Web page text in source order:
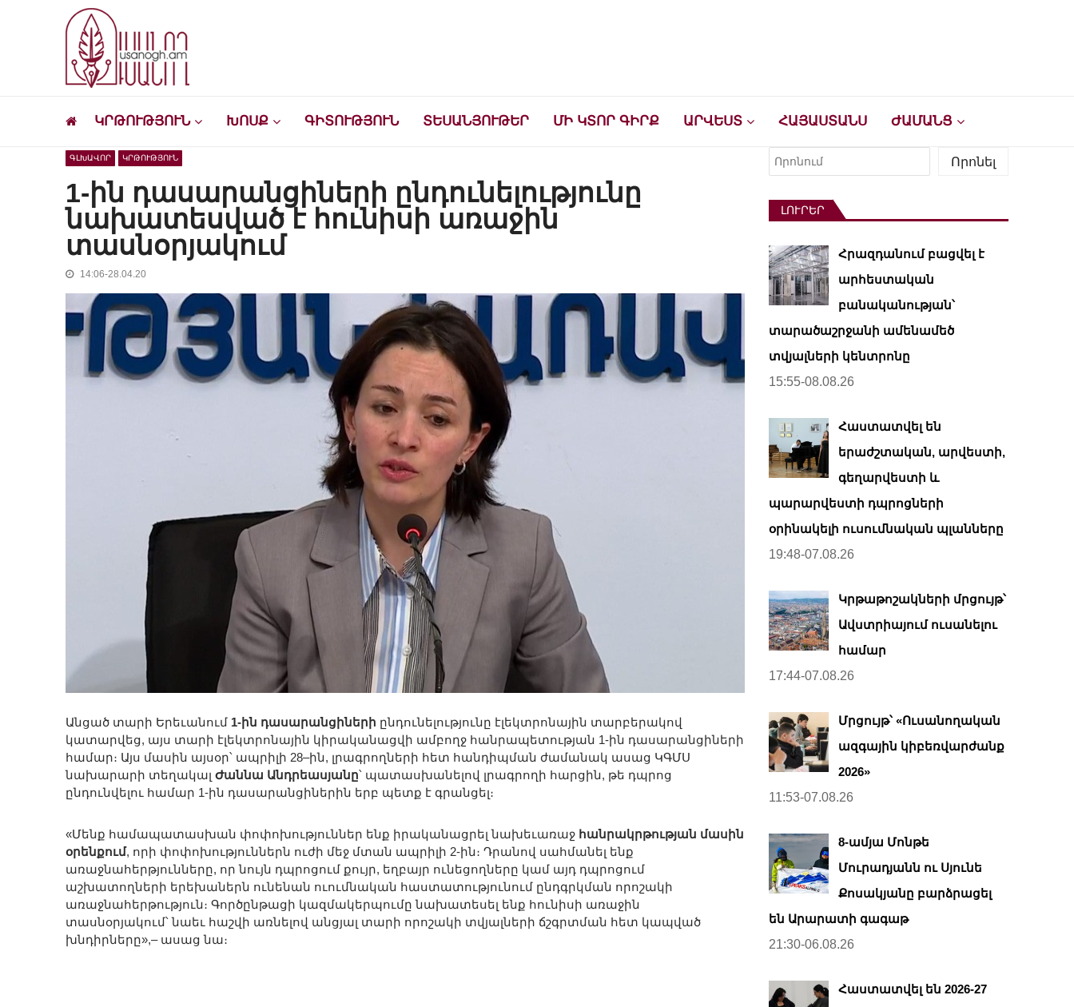
ԿՐԹՈՒԹՅՈՒՆ ԽՈՍՔ ԳԻՏՈՒԹՅՈՒՆ ՏԵՍԱՆՅՈՒԹԵՐ ՄԻ ԿՏՈՐ ԳԻՐՔ ԱՐՎԵՍՏ ՀԱՅԱՍՏԱՆՍ ԺԱՄԱՆՑ
ԳԼԽԱՎՈՐ ԿՐԹՈՒԹՅՈՒՆ
1-ին դասարանցիների ընդունելությունը
նախատեսված է հունիսի առաջին
տասնօրյակում
14:06-28.04.20
Անցած տարի Երեւանում 1-ին դասարանցիների ընդունելությունը էլեկտրոնային տարբերակով
կատարվեց, այս տարի էլեկտրոնային կիրականացվի ամբողջ հանրապետության 1-ին դասարանցիների
համար։ Այս մասին այսօր՝ ապրիլի 28–ին, լրագրողների հետ հանդիպման ժամանակ ասաց ԿԳՄՍ
նախարարի տեղակալ Ժաննա Անդրեասյանը՝ պատասխանելով լրագրողի հարցին, թե դպրոց
ընդունվելու համար 1-ին դասարանցիներին երբ պետք է գրանցել։
«Մենք համապատասխան փոփոխություններ ենք իրականացրել նախեւառաջ հանրակրթության մասին
օրենքում, որի փոփոխություններն ուժի մեջ մտան ապրիլի 2-ին։ Դրանով սահմանել ենք
առաջնահերթյունները, որ նույն դպրոցում քույր, եղբայր ունեցողները կամ այդ դպրոցում
աշխատողների երեխաներն ունենան ուումնական հաստատությունում ընդգրկման որոշակի
առաջնահերթություն։ Գործընթացի կազմակերպումը նախատեսել ենք հունիսի առաջին
տասնօրյակում՝ նաեւ հաշվի առնելով անցյալ տարի որոշակի տվյալների ճշգրտման հետ կապված
խնդիրները»,– ասաց նա։
Որոնել
Որոնել
ԼՈՒՐԵՐ
Հրազդանում բացվել է
արհեստական ​​
բանականության՝
տարածաշրջանի ամենամեծ
տվյալների կենտրոնը
15:55-08.08.26
Հաստատվել են
երաժշտական, արվեստի,
գեղարվեստի և
պարարվեստի դպրոցների
օրինակելի ուսումնական պլանները
19:48-07.08.26
Կրթաթոշակների մրցույթ՝
Ավստրիայում ուսանելու
համար
17:44-07.08.26
Մրցույթ՝ «Ուսանողական
ազգային կիբեռվարժանք
2026»
11:53-07.08.26
8-ամյա Մոնթե
Մուրադյանն ու Սյունե
Քոսակյանը բարձրացել
են Արարատի գագաթ
21:30-06.08.26
Հաստատվել են 2026-27